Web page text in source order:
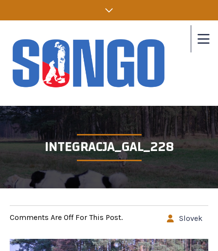
INTEGRACJA_GAL_228
Slovek
Comments Are Off For This Post.